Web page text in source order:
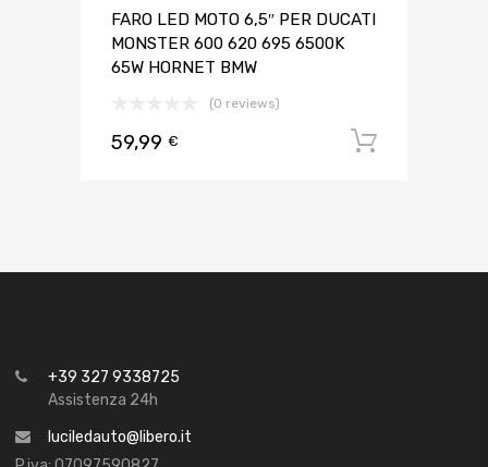
FARO LED MOTO 6,5″ PER DUCATI
MONSTER 600 620 695 6500K
65W HORNET BMW
(0 reviews)
59,99 €
+39 327 9338725
Assistenza 24h
luciledauto@libero.it